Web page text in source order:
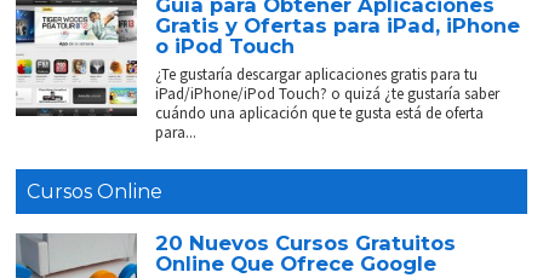
Guía para Obtener Aplicaciones
Gratis y Ofertas para iPad, iPhone
o iPod Touch
¿Te gustaría descargar aplicaciones gratis para tu
iPad/iPhone/iPod Touch? o quizá ¿te gustaría saber
cuándo una aplicación que te gusta está de oferta
para...
Cursos Online
20 Nuevos Cursos Gratuitos
Online Que Ofrece Google